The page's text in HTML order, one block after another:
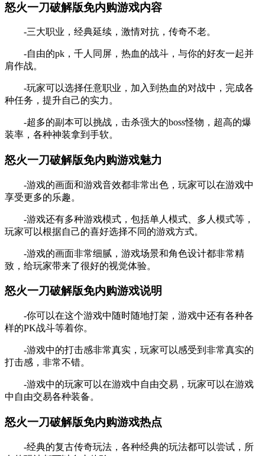
怒火一刀破解版免内购游戏内容
-三大职业，经典延续，激情对抗，传奇不老。
-自由的pk，千人同屏，热血的战斗，与你的好友一起并
肩作战。
-玩家可以选择任意职业，加入到热血的对战中，完成各
种任务，提升自己的实力。
-超多的副本可以挑战，击杀强大的boss怪物，超高的爆
装率，各种神装拿到手软。
怒火一刀破解版免内购游戏魅力
-游戏的画面和游戏音效都非常出色，玩家可以在游戏中
享受更多的乐趣。
-游戏还有多种游戏模式，包括单人模式、多人模式等，
玩家可以根据自己的喜好选择不同的游戏方式。
-游戏的画面非常细腻，游戏场景和角色设计都非常精
致，给玩家带来了很好的视觉体验。
怒火一刀破解版免内购游戏说明
-你可以在这个游戏中随时随地打架，游戏中还有各种各
样的PK战斗等着你。
-游戏中的打击感非常真实，玩家可以感受到非常真实的
打击感，非常不错。
-游戏中的玩家可以在游戏中自由交易，玩家可以在游戏
中自由交易各种装备。
怒火一刀破解版免内购游戏热点
-经典的复古传奇玩法，各种经典的玩法都可以尝试，所